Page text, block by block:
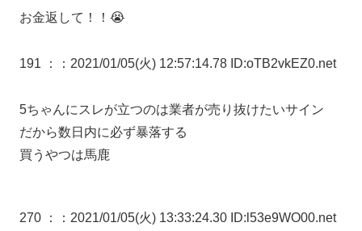
お金返して！！😭
191 ： ：2021/01/05(火) 12:57:14.78 ID:oTB2vkEZ0.net
5ちゃんにスレが立つのは業者が売り抜けたいサイン
だから数日内に必ず暴落する
買うやつは馬鹿
270 ： ：2021/01/05(火) 13:33:24.30 ID:l53e9WO00.net